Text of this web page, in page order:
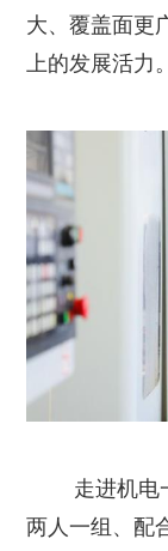
大、覆盖面更
上的发展活力。
走进机电一
两人一组、配